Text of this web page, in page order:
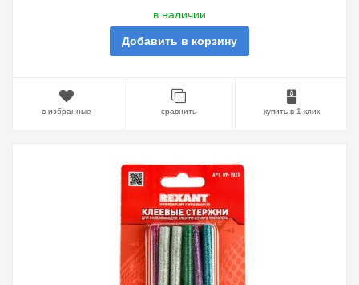
в наличии
Добавить в корзину
в избранные сравнить купить в 1 клик